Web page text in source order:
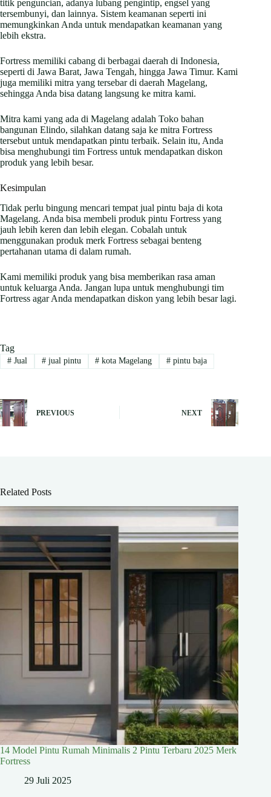
titik penguncian, adanya lubang pengintip, engsel yang
tersembunyi, dan lainnya. Sistem keamanan seperti ini
memungkinkan Anda untuk mendapatkan keamanan yang
lebih ekstra.
Fortress memiliki cabang di berbagai daerah di Indonesia,
seperti di Jawa Barat, Jawa Tengah, hingga Jawa Timur. Kami
juga memiliki mitra yang tersebar di daerah Magelang,
sehingga Anda bisa datang langsung ke mitra kami.
Mitra kami yang ada di Magelang adalah Toko bahan
bangunan Elindo, silahkan datang saja ke mitra Fortress
tersebut untuk mendapatkan pintu terbaik. Selain itu, Anda
bisa menghubungi tim Fortress untuk mendapatkan diskon
produk yang lebih besar.
Kesimpulan
Tidak perlu bingung mencari tempat jual pintu baja di kota
Magelang. Anda bisa membeli produk pintu Fortress yang
jauh lebih keren dan lebih elegan. Cobalah untuk
menggunakan produk merk Fortress sebagai benteng
pertahanan utama di dalam rumah.
Kami memiliki produk yang bisa memberikan rasa aman
untuk keluarga Anda. Jangan lupa untuk menghubungi tim
Fortress agar Anda mendapatkan diskon yang lebih besar lagi.
Tag
#Jual #jual pintu # kota Magelang # pintu baja
PREVIOUS NEXT
Related Posts
14 Model Pintu Rumah Minimalis 2 Pintu Terbaru 2025 Merk
Fortress
29 Juli 2025